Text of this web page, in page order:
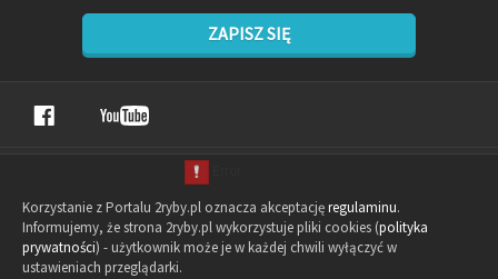
ZAPISZ SIĘ
Korzystanie z Portalu 2ryby.pl oznacza akceptacjęregulaminu.
Informujemy, że strona 2ryby.pl wykorzystuje pliki cookies (polityka
prywatności) - użytkownik może je w każdej chwili wyłączyć w
ustawieniach przeglądarki.